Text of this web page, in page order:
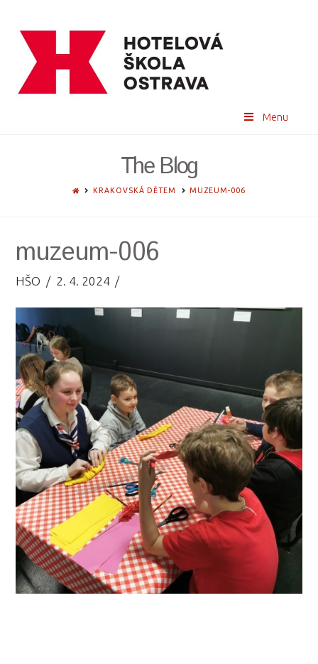
Menu
The Blog
HOMEKRAKOVSKÁ DĚTEM MUZEUM-006
muzeum-006
HŠO 2. 4. 2024